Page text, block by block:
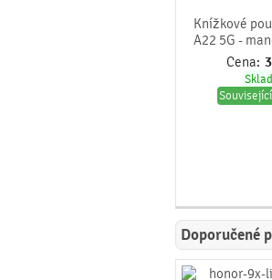
Knížkové
A22 5G -
Cena:
Doporučené